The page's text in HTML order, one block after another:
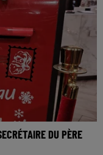
DU PÈRE